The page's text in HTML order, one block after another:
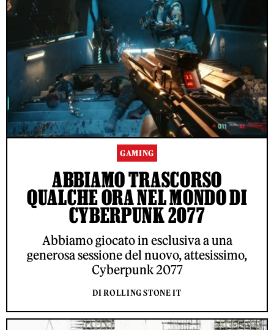
GAMING
ABBIAMO TRASCORSO
QUALCHE ORA NEL MONDO DI
CYBERPUNK 2077
Abbiamo giocato in esclusiva a una
generosa sessione del nuovo, attesissimo,
Cyberpunk 2077
DI ROLLING STONE IT